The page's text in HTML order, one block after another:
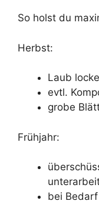
So holst du
Herbst:
Laub
evtl.
grobe
Frühjahr:
bei